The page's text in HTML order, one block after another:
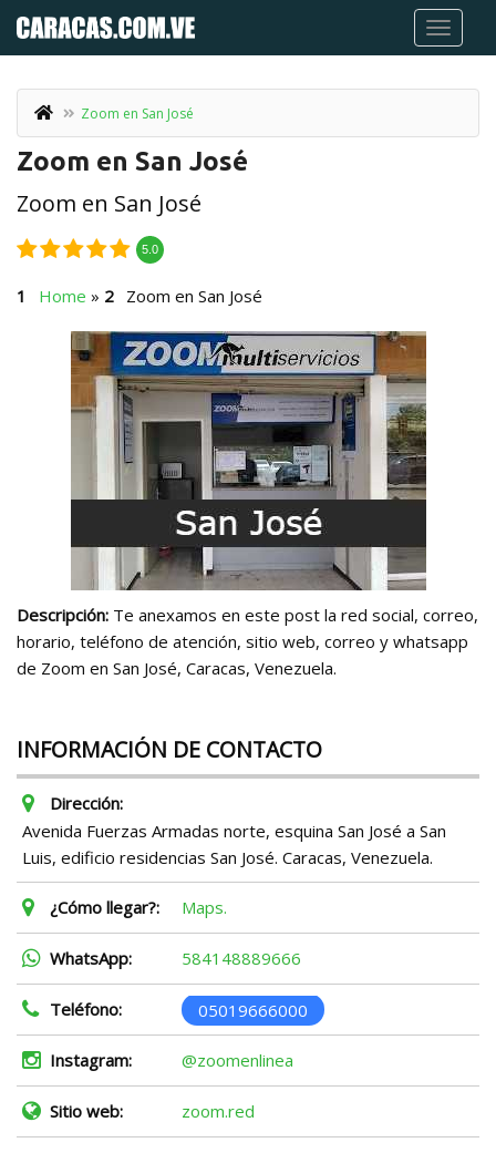
Zoom en San José
Zoom en San José
Zoom en San José
5.0
Home » Zoom en San José
Descripción: Te anexamos en este post la red social, correo,
horario, teléfono de atención, sitio web, correo y whatsapp
de Zoom en San José, Caracas, Venezuela.
INFORMACIÓN DE CONTACTO
Dirección:
Avenida Fuerzas Armadas norte, esquina San José a San
Luis, edificio residencias San José. Caracas, Venezuela.
¿Cómo llegar?: Maps.
WhatsApp: 584148889666
Teléfono: 05019666000
Instagram: @zoomenlinea
Sitio web: zoom.red